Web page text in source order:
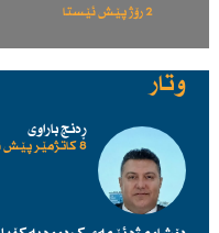
2 رۆژ پێش ئێستا
وتار
ڕەنج باراوی
8 کاتژمێر پێش ئێستا